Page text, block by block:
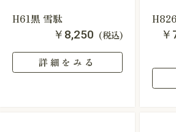
H61黒 雪駄
￥8,250 (税込)
詳細をみる